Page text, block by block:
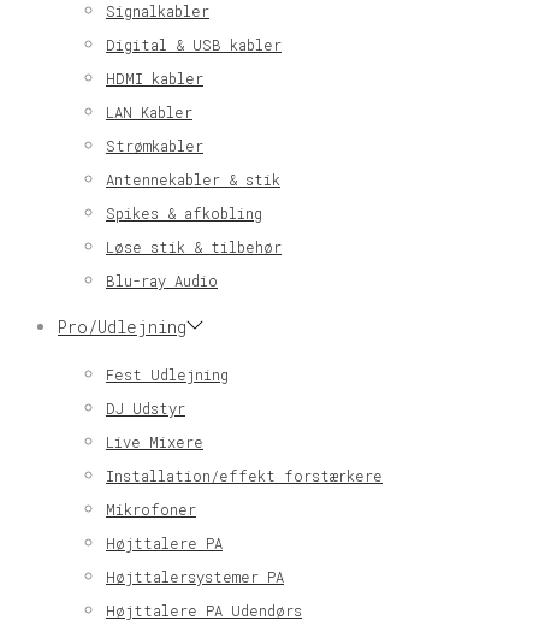
Signalkabler
Digital & USB kabler
HDMI kabler
LAN Kabler
Strømkabler
Antennekabler & stik
Spikes & afkobling
Løse stik & tilbehør
Blu-ray Audio
Pro/Udlejning
Fest Udlejning
DJ Udstyr
Live Mixere
Installation/effekt forstærkere
Mikrofoner
Højttalere PA
Højttalersystemer PA
Højttalere PA Udendørs